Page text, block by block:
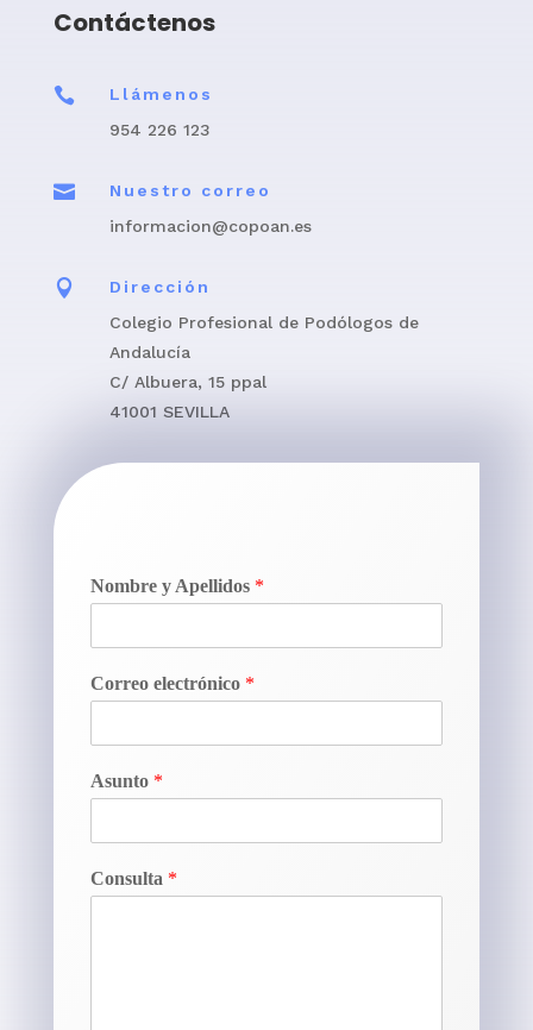
Contáctenos

Llámenos
954 226 123

Nuestro correo
informacion@copoan.es

Dirección
Colegio Profesional de Podólogos de
Andalucía
C/ Albuera, 15 ppal
41001 SEVILLA
Nombre y Apellidos *
Correo electrónico *
Asunto *
Consulta *